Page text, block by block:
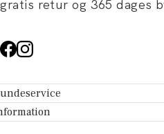
gratis retur og 365 dages
- Hjælpecenter
Tøjeksperten